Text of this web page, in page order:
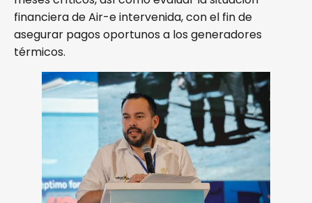
financiera de Air-e intervenida, con el fin de
asegurar pagos oportunos a los generadores
térmicos.